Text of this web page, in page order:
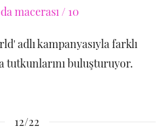
adlı kampanyasıyla farklı
tutkunlarını buluşturuyor.
12/22